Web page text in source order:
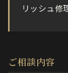
リッシュ修
ご相談内容